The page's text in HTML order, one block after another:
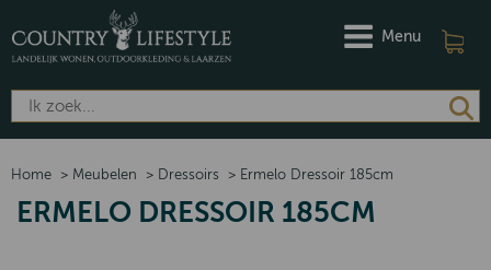
Menu
Home > Meubelen > Dressoirs > Ermelo Dressoir 185cm
ERMELO DRESSOIR 185CM